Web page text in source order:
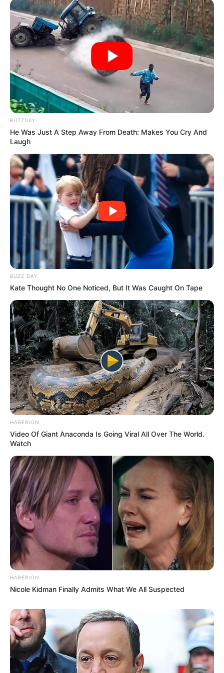
PEC dos 3 salários mínimos como remuneração para os
Agentes de Saúde (ACS e ACE) com Curso Técnico.
Os agentes comunitários de Saúde e Agentes de Combate
às Endemias representam a coluna de sustentação da base do
SUS. —Foto/Reprodução.
Uma novaProposta de Emenda à Constituição busca aumentar
para três salários mínimos a remuneração dos Agentes
Comunitários de Saúde e Agentes de Combate às Endemias com
Curso Técnico, trata-se daPEC 18/2022.Veja a matéria completa,
aqui!
+Projeto Saúde Com Agente: Como saber quem são meus colegas
de turma?
+[BATE PAPO] Como falar com a tutora de minha turma?
Saúde Com Agente: Saiba como será a avaliação de notas no
AVA, em cada disciplina.
BUZZDAY
He Was Just A Step Away From Death: Makes You Cry And
Laugh
BUZZ DAY
Kate Thought No One Noticed, But It Was Caught On Tape
HABERION
Video Of Giant Anaconda Is Going Viral All Over The World.
Watch
HABERION
Nicole Kidman Finally Admits What We All Suspected